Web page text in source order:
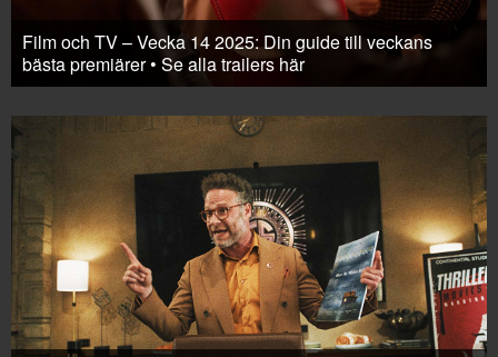
Film och TV – Vecka 14 2025: Din guide till veckans
bästa premiärer • Se alla trailers här